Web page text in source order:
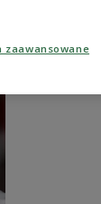
zaawansowane